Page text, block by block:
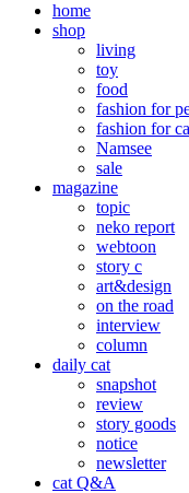
home
shop
living
toy
food
fashion for
fashion for
Namsee
sale
magazine
topic
neko report
webtoon
story c
art&design
on the road
interview
column
daily cat
snapshot
review
story goods
notice
newsletter
cat Q&A